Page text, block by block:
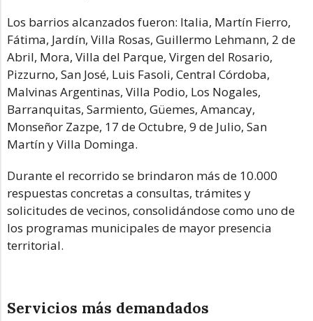
Los barrios alcanzados fueron: Italia, Martín Fierro,
Fátima, Jardín, Villa Rosas, Guillermo Lehmann, 2 de
Abril, Mora, Villa del Parque, Virgen del Rosario,
Pizzurno, San José, Luis Fasoli, Central Córdoba,
Malvinas Argentinas, Villa Podio, Los Nogales,
Barranquitas, Sarmiento, Güemes, Amancay,
Monseñor Zazpe, 17 de Octubre, 9 de Julio, San
Martín y Villa Dominga.
Durante el recorrido se brindaron más de 10.000
respuestas concretas a consultas, trámites y
solicitudes de vecinos, consolidándose como uno de
los programas municipales de mayor presencia
territorial.
Servicios más demandados